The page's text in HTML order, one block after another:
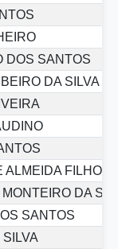
DOS SANTOS
DA SILVA
ALMEIDA FILHO
DA
SANTOS